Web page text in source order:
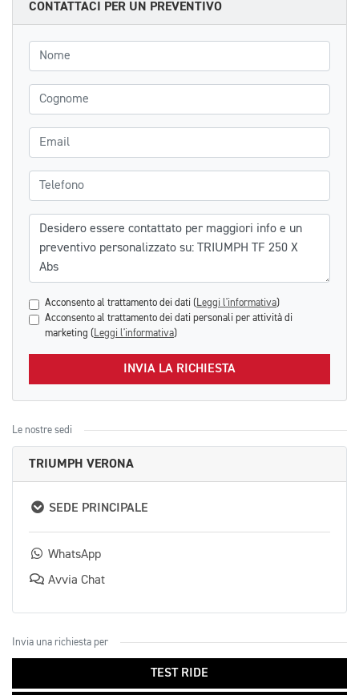
CONTATTACI PER UN PREVENTIVO
Nome
Cognome
Email
Telefono
Messaggio
Acconsento al trattamento dei dati ( Leggi l'informativa)
Acconsento al trattamento dei dati personali per attività di
marketing ( Leggi l'informativa)
INVIA LA RICHIESTA
Le nostre sedi
TRIUMPH VERONA
SEDE PRINCIPALE
WhatsApp
Avvia Chat
Invia una richiesta per
TEST RIDE